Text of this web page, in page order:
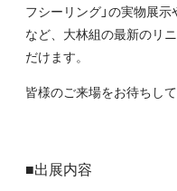
フシーリング」の実物展
など、大林組の最新のリ
だけます。
皆様のご来場をお待ちして
■出展内容